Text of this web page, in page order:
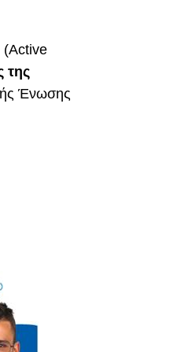
(Active
της
Ένωσης